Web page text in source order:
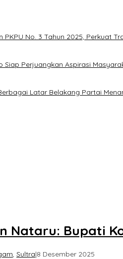
PKPU No. 3 Tahun 2025, Perkuat
Siap Perjuangkan Aspirasi
Latar Belakang Partai
Nataru: Bupati
, Sultra|8 Desember 2025